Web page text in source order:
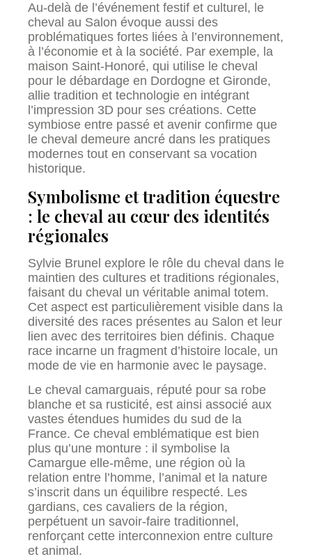
Au-delà de l’événement festif et culturel, le
cheval au Salon évoque aussi des
problématiques fortes liées à l’environnement,
à l’économie et à la société. Par exemple, la
maison Saint-Honoré, qui utilise le cheval
pour le débardage en Dordogne et Gironde,
allie tradition et technologie en intégrant
l’impression 3D pour ses créations. Cette
symbiose entre passé et avenir confirme que
le cheval demeure ancré dans les pratiques
modernes tout en conservant sa vocation
historique.
Symbolisme et tradition équestre
: le cheval au cœur des identités
régionales
Sylvie Brunel explore le rôle du cheval dans le
maintien des cultures et traditions régionales,
faisant du cheval un véritable animal totem.
Cet aspect est particulièrement visible dans la
diversité des races présentes au Salon et leur
lien avec des territoires bien définis. Chaque
race incarne un fragment d’histoire locale, un
mode de vie en harmonie avec le paysage.
Le cheval camarguais, réputé pour sa robe
blanche et sa rusticité, est ainsi associé aux
vastes étendues humides du sud de la
France. Ce cheval emblématique est bien
plus qu’une monture : il symbolise la
Camargue elle-même, une région où la
relation entre l’homme, l’animal et la nature
s’inscrit dans un équilibre respecté. Les
gardians, ces cavaliers de la région,
perpétuent un savoir-faire traditionnel,
renforçant cette interconnexion entre culture
et animal.